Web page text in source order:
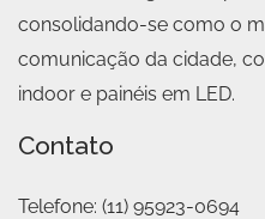
consolidando-se como o
comunicação da cidade,
indoor e painéis em LED.
Contato
Telefone: (11) 95923-0694